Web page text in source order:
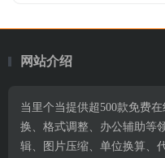
网站介绍
当里个当提供超500款免费
换、格式调整、办公辅助等
辑、图片压缩、单位换算、